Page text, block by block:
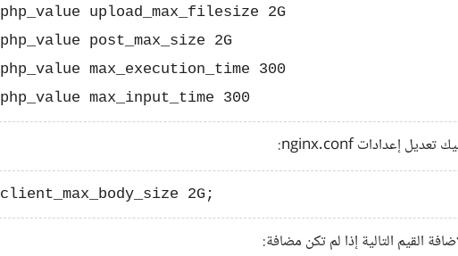
php_value upload_max_filesize 2G
php_value post_max_size 2G
php_value max_execution_time 300